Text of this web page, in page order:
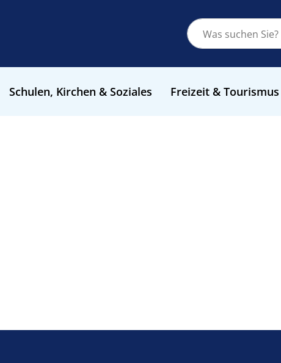
Schulen, Kirchen & Soziales Freizeit & Tourismus